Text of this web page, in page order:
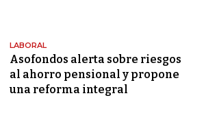
LABORAL
Asofondos alerta sobre riesgos
al ahorro pensional y propone
una reforma integral